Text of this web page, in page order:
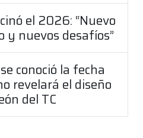
el 2026: “Nuevo
y nuevos desafíos”
conoció la fecha
revelará el diseño
del TC